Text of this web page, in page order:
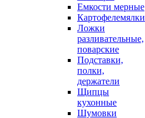
Емкости мерные
Картофелемялки
Ложки
разливательные,
поварские
Подставки,
полки,
держатели
Щипцы
кухонные
Шумовки